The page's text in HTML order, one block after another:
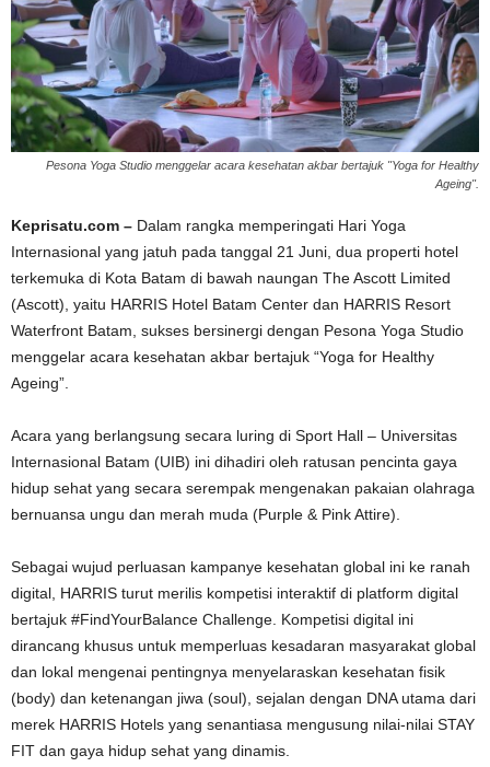
Pesona Yoga Studio menggelar acara kesehatan akbar bertajuk "Yoga for Healthy
Ageing".
Keprisatu.com – Dalam rangka memperingati Hari Yoga
Internasional yang jatuh pada tanggal 21 Juni, dua properti hotel
terkemuka di Kota Batam di bawah naungan The Ascott Limited
(Ascott), yaitu HARRIS Hotel Batam Center dan HARRIS Resort
Waterfront Batam, sukses bersinergi dengan Pesona Yoga Studio
menggelar acara kesehatan akbar bertajuk “Yoga for Healthy
Ageing”.
Acara yang berlangsung secara luring di Sport Hall – Universitas
Internasional Batam (UIB) ini dihadiri oleh ratusan pencinta gaya
hidup sehat yang secara serempak mengenakan pakaian olahraga
bernuansa ungu dan merah muda (Purple & Pink Attire).
Sebagai wujud perluasan kampanye kesehatan global ini ke ranah
digital, HARRIS turut merilis kompetisi interaktif di platform digital
bertajuk #FindYourBalance Challenge. Kompetisi digital ini
dirancang khusus untuk memperluas kesadaran masyarakat global
dan lokal mengenai pentingnya menyelaraskan kesehatan fisik
(body) dan ketenangan jiwa (soul), sejalan dengan DNA utama dari
merek HARRIS Hotels yang senantiasa mengusung nilai-nilai STAY
FIT dan gaya hidup sehat yang dinamis.